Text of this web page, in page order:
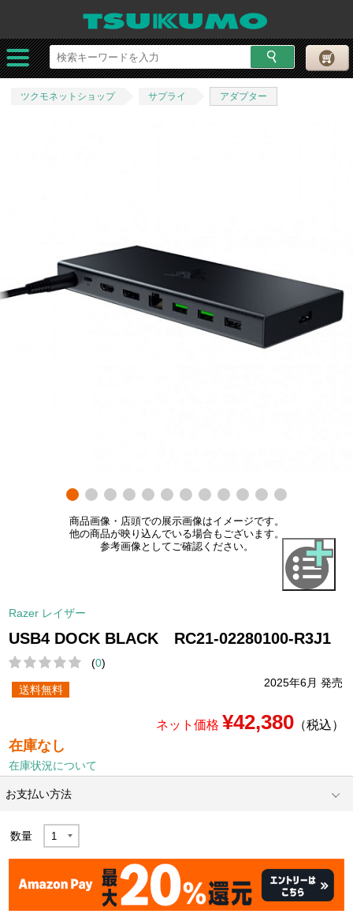
ツクモネットショップ サプライ アダプター
商品画像・店頭での展示画像はイメージです。
他の商品が映り込んでいる場合もございます。
参考画像としてご確認ください。
Razer レイザー
USB4 DOCK BLACK RC21-02280100-R3J1
(0)
2025年6月 発売
送料無料
ネット価格 ¥42,380（税込）
在庫なし
在庫状況について
お支払い方法
数量